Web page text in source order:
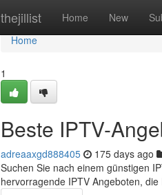
thejillist Home New
Home
Home
1
Beste IPTV-
adreaaxgd888405 175 days ago
Suchen Sie nach einem günstigen
hervorragende IPTV Angeboten,